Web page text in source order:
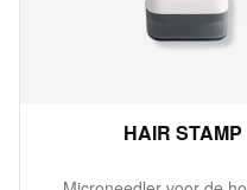
HAIR STAMP